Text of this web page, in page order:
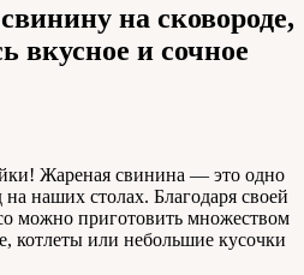
на сковороде,
вкусное и сочное
Жареная свинина — это одно
наших столах. Благодаря своей
можно приготовить множеством
котлеты или небольшие кусочки